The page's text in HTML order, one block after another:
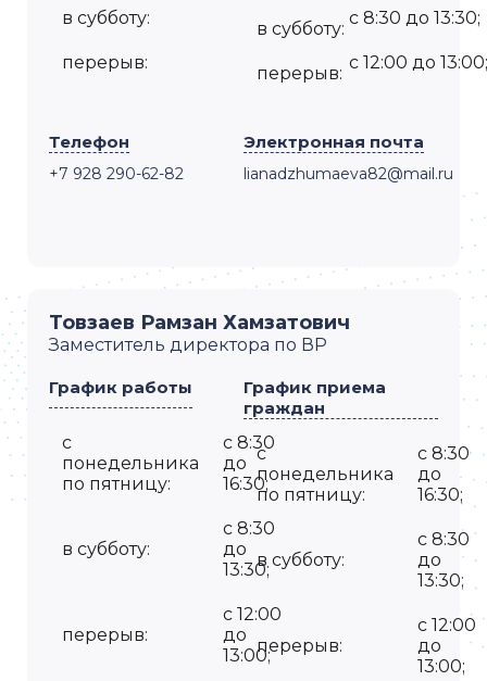
в субботу: с 8:30 до 13:30;
перерыв: с 12:00 до 13:00;
в субботу:
перерыв:
Телефон
+7 928 290-62-82
Электронная почта
lianadzhumaeva82@mail.ru
Товзаев Рамзан Хамзатович
Заместитель директора по ВР
График работы
с
понедельника
по пятницу:
с 8:30
до
16:30;
в субботу:
с 8:30
до
13:30;
перерыв:
с 12:00
до
13:00;
График приема
граждан
с
понедельника
по пятницу:
с 8:30
до
16:30;
в субботу:
с 8:30
до
13:30;
перерыв:
с 12:00
до
13:00;